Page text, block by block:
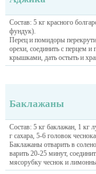
Состав: 5 кг красного
фундук).
Перец и помидоры
орехи, соединить с перцем
крышками, дать остыть и
Баклажаны
Состав: 5 кг баклажан, 1 кг
г сахара, 5-6 головок
Баклажаны отварить в
варить 20-25 минут,
мясорубку чеснок и